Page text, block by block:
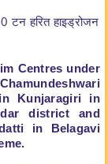
टन हरित हाइड्रोजन
Centres under
Kunjaragiri in
district and
in Belagavi